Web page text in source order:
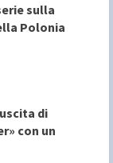
sulla
Polonia
di
con un